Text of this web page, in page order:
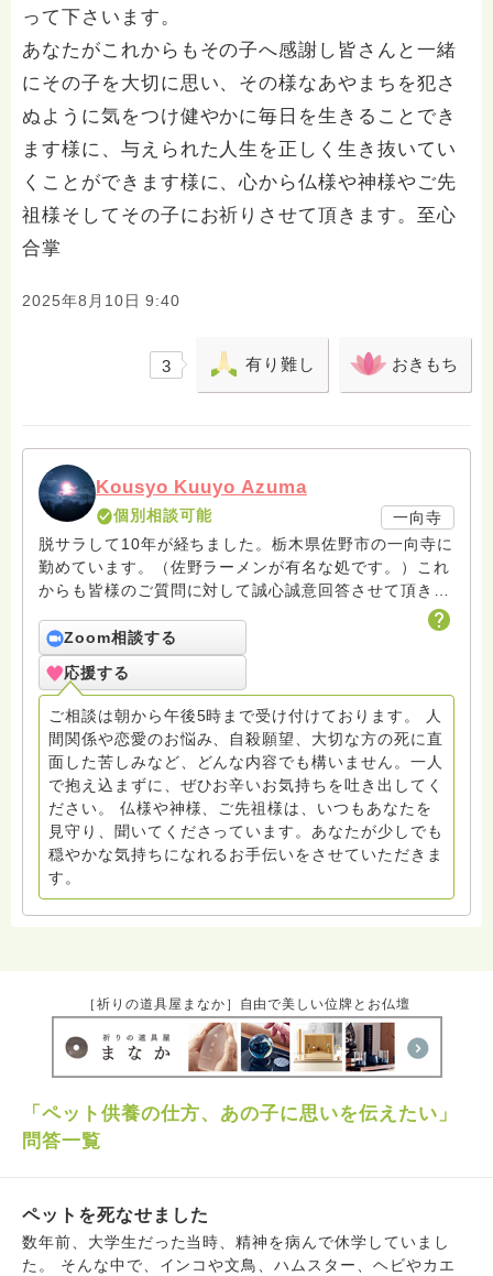
って下さいます。
あなたがこれからもその子へ感謝し皆さんと一緒
にその子を大切に思い、その様なあやまちを犯さ
ぬように気をつけ健やかに毎日を生きることでき
ます様に、与えられた人生を正しく生き抜いてい
くことができます様に、心から仏様や神様やご先
祖様そしてその子にお祈りさせて頂きます。至心
合掌
2025年8月10日 9:40
3 有り難し おきもち
Kousyo Kuuyo Azuma
個別相談可能
一向寺
脱サラして10年が経ちました。栃木県佐野市の一向寺に
勤めています。（佐野ラーメンが有名な処です。）これ
からも皆様のご質問に対して誠心誠意回答させて頂きた
いと存じます。まだまだ修行中の身ですので至らぬ点あ
ろうかとは存じますが共に精進して参りましょうね。お
寺にもお気軽に遊びに来てください。
Zoom相談する
応援する
ご相談は朝から午後5時まで受け付けております。 人
間関係や恋愛のお悩み、自殺願望、大切な方の死に直
面した苦しみなど、どんな内容でも構いません。一人
で抱え込まずに、ぜひお辛いお気持ちを吐き出してく
ださい。 仏様や神様、ご先祖様は、いつもあなたを
見守り、聞いてくださっています。あなたが少しでも
穏やかな気持ちになれるお手伝いをさせていただきま
す。
［祈りの道具屋まなか］自由で美しい位牌とお仏壇
「ペット供養の仕方、あの子に思いを伝えたい」
問答一覧
ペットを死なせました
数年前、大学生だった当時、精神を病んで休学していまし
た。 そんな中で、インコや文鳥、ハムスター、ヘビやカエ